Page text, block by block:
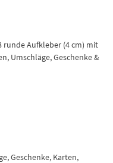
runde Aufkleber (4 cm) mit
Umschläge, Geschenke &
Geschenke, Karten,